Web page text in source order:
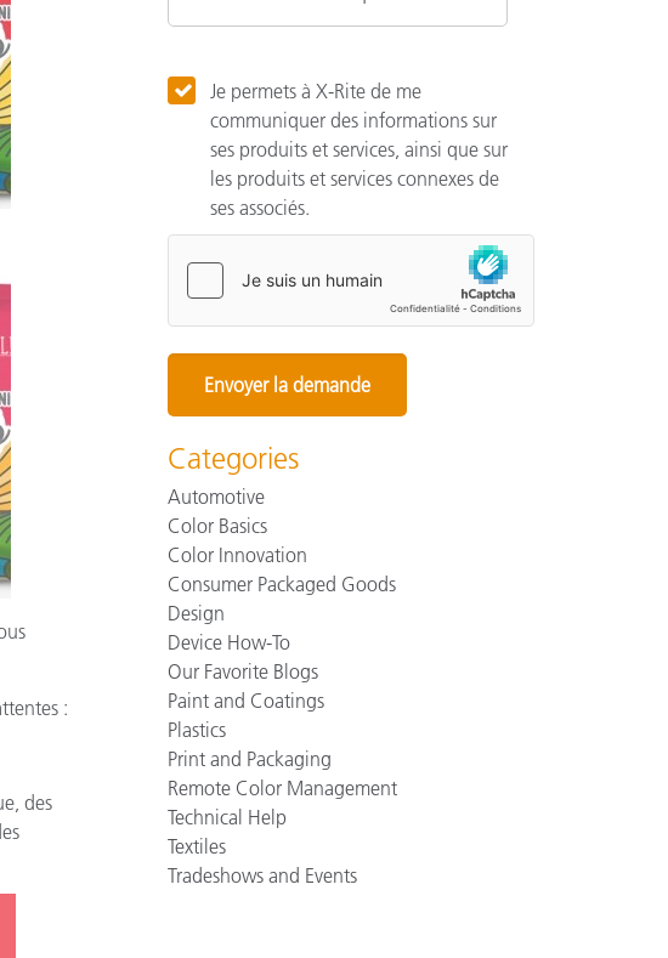
:
des
Je permets à X-Rite de me
communiquer des informations sur
ses produits et services, ainsi que sur
les produits et services connexes de
ses associés.
Categories
Automotive
Color Basics
Color Innovation
Consumer Packaged Goods
Design
Device How-To
Our Favorite Blogs
Paint and Coatings
Plastics
Print and Packaging
Remote Color Management
Technical Help
Textiles
Tradeshows and Events